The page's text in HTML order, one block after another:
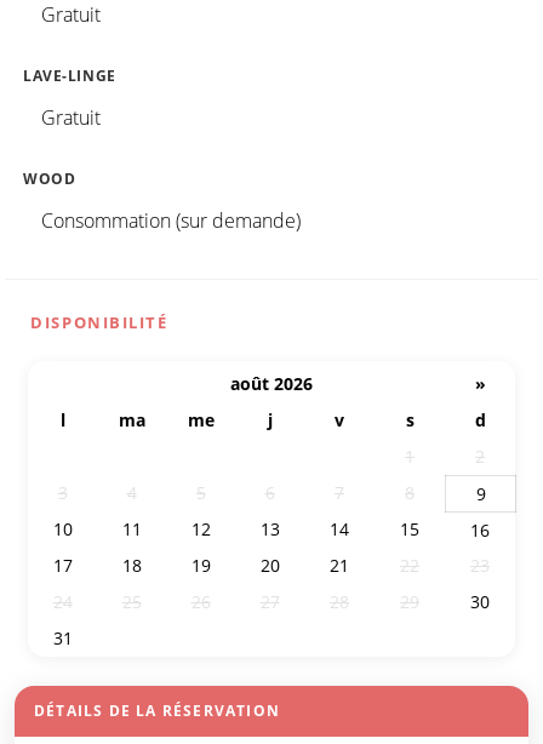
Gratuit
LAVE-LINGE
Gratuit
WOOD
Consommation (sur demande)
DISPONIBILITÉ
août 2026
»
l
ma me j v s
d
1
2
3
4 5 6 7 8
9
10
11 12 13 14 15
16
17
18 19 20 21 22
23
24
25 26 27 28 29
30
31
DÉTAILS DE LA RÉSERVATION